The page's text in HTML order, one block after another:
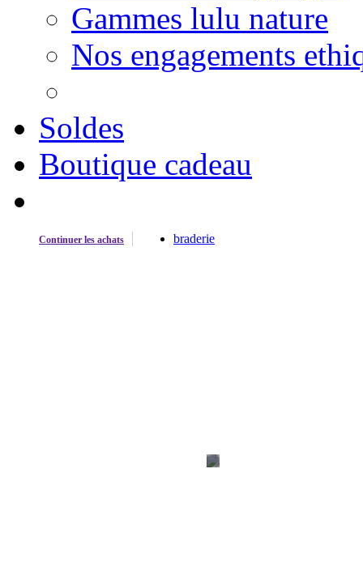
Gammes lulu nature
Nos engagements
Soldes
Boutique cadeau
Continuer les achats braderie